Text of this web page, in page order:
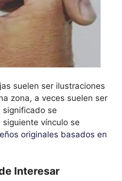
suelen ser ilustraciones
zona, a veces suelen ser
significado se
vínculo se
originales basados en
Interesar